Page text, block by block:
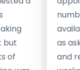
but
of
as
and